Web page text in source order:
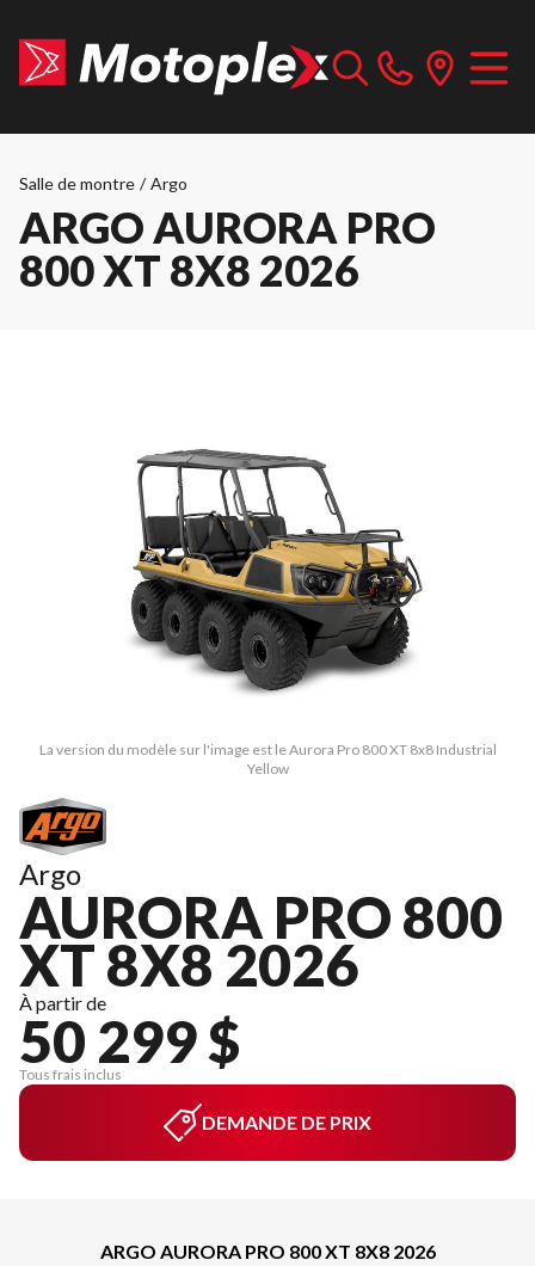
Salle de montre / Argo
ARGO AURORA PRO
800 XT 8X8 2026
La version du modèle sur l'image est le Aurora Pro 800 XT 8x8 Industrial
Yellow
Argo
AURORA PRO 800
XT 8X8 2026
À partir de
50 299 $
Tous frais inclus
DEMANDE DE PRIX
ARGO AURORA PRO 800 XT 8X8 2026